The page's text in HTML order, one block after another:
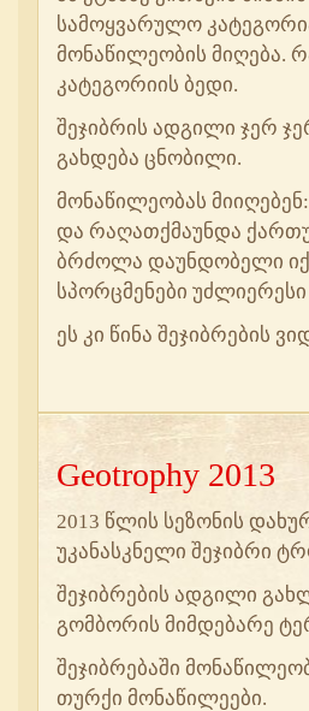
სამოყვარულო
მონაწილეობის მიღება.
კატეგორიის ბედი.
შეჯიბრის ადგილი ჯერ
გახდება ცნობილი.
მონაწილეობას
და რაღათქმაუნდა
ბრძოლა დაუნდობელი
სპორცმენები უძლიერესი
ეს კი წინა შეჯიბრების
Geotrophy 2013
2013 წლის სეზონის
უკანასკნელი შეჯიბრი
შეჯიბრების ადგილი
გომბორის მიმდებარე
შეჯიბრებაში
თურქი მონაწილეები.